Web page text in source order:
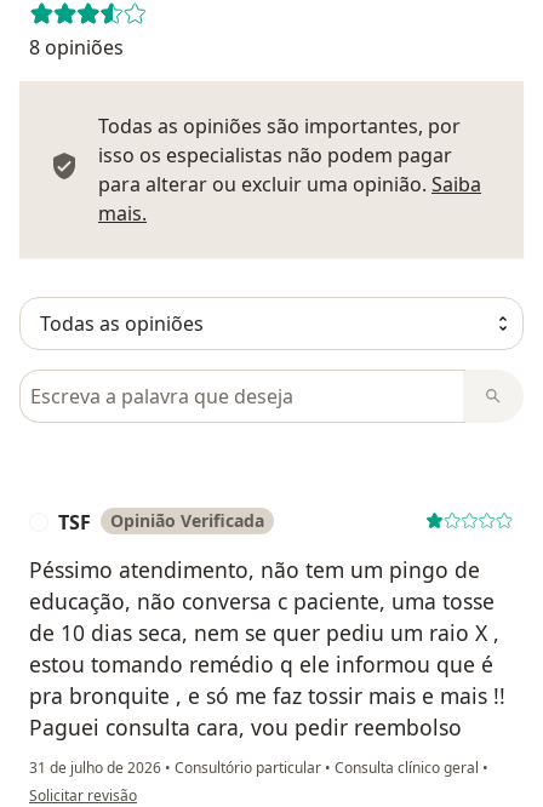
8 opiniões
Todas as opiniões são importantes, por
isso os especialistas não podem pagar
para alterar ou excluir uma opinião. Saiba
mais.
Pesquisar em opiniões
TSF Opinião Verificada
Péssimo atendimento, não tem um pingo de
educação, não conversa c paciente, uma tosse
de 10 dias seca, nem se quer pediu um raio X ,
estou tomando remédio q ele informou que é
pra bronquite , e só me faz tossir mais e mais !!
Paguei consulta cara, vou pedir reembolso
31 de julho de 2026 • Consultório particular • Consulta clínico geral •
na opinião do utilizador TSF
Solicitar revisão